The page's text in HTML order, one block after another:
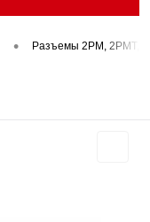
• Разъемы 2РМ, 2РМТ,